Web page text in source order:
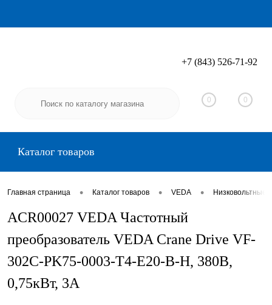
Вход Регистрация
+7 (843) 526-71-92
0 0
Каталог товаров
Главная страница • Каталог товаров • VEDA •
ACR00027 VEDA Частотный
преобразователь VEDA Crane Drive VF-
302C-PK75-0003-T4-E20-B-H, 380В,
0,75кВт, 3А